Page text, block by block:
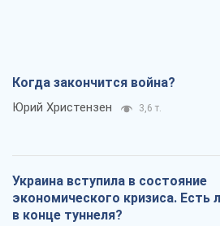
Когда закончится война?
Юрий Христензен 3,6 т.
Украина вступила в состояние
экономического кризиса. Есть
в конце туннеля?